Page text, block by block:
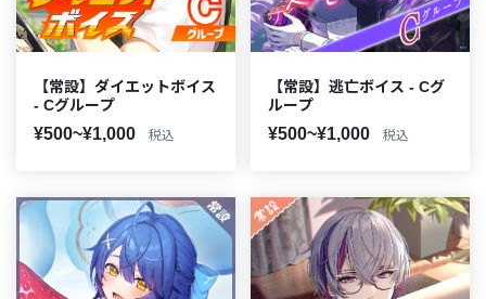
【常設】ダイエットボイス
- Cグループ
¥500~¥1,000 税込
【常設】逃亡ボイス - Cグ
ループ
¥500~¥1,000 税込